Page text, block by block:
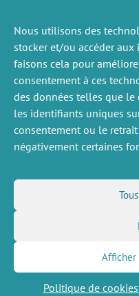
Nous utilisons des
stocker et/ou accéder
faisons cela pour
consentement à ces
des données telles que
les identifiants uniques
consentement ou le
négativement certaines
Afficher
Politique de cookies
Business) Noémie Bobin
Sylvain max (Burgundy
dansThe Conversation .
Lire l’article >>>
ACTUALITÉS
Intranet